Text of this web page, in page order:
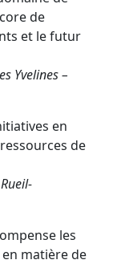
de
et le futur
Yvelines –
en
de
les
matière de